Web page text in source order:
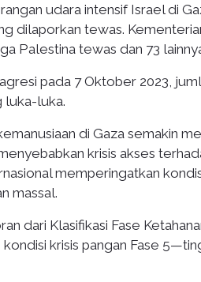
udara intensif Israel di
dilaporkan tewas.
Palestina tewas dan 73
pada 7 Oktober 2023,
luka-luka.
di Gaza semakin
krisis akses
memperingatkan
massal.
dari Klasifikasi Fase
krisis pangan Fase